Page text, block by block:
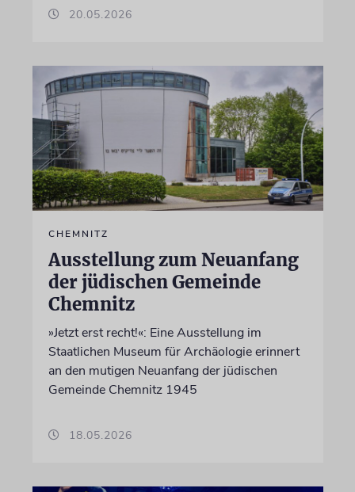
20.05.2026
CHEMNITZ
Ausstellung zum Neuanfang
der jüdischen Gemeinde
Chemnitz
»Jetzt erst recht!«: Eine Ausstellung im
Staatlichen Museum für Archäologie erinnert
an den mutigen Neuanfang der jüdischen
Gemeinde Chemnitz 1945
18.05.2026